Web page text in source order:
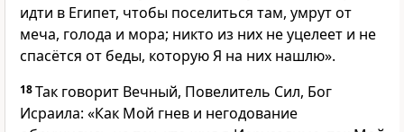
идти в Египет, чтобы поселиться там, умрут от
меча, голода и мора; никто из них не уцелеет и не
спасётся от беды, которую Я на них нашлю».
18Так говорит Вечный, Повелитель Сил, Бог
Исраила: «Как Мой гнев и негодование